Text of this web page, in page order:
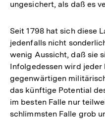
ungesichert, als daß es
Seit 1798 hat sich diese
jedenfalls nicht
wenig Aussicht, daß sie
Infolgedessen wird
gegenwärtigen
das künftige Potential
im besten Falle nur
schlimmsten Falle grob